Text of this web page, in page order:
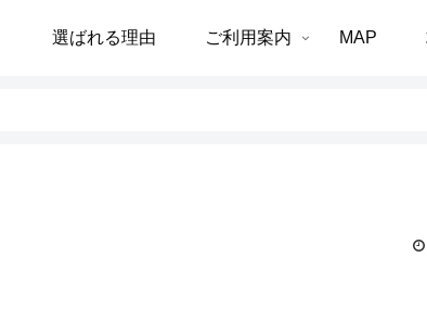
選ばれる理由 ご利用案内 MAP